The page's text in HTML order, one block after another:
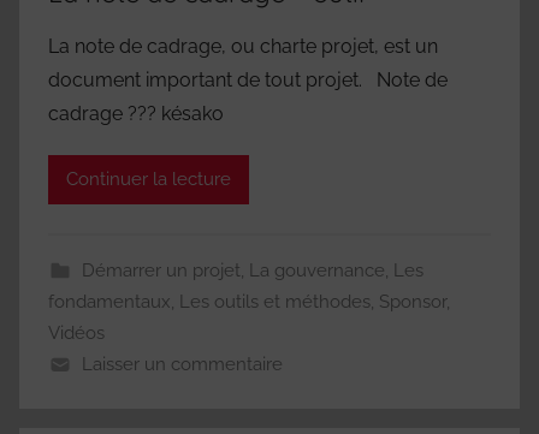
La note de cadrage, ou charte projet, est un
document important de tout projet. Note de
cadrage ??? késako
Continuer la lecture
Démarrer un projet, La gouvernance, Les
fondamentaux, Les outils et méthodes, Sponsor,
Vidéos
Laisser un commentaire